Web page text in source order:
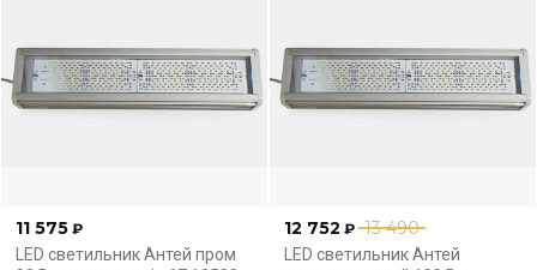
11 575 ₽
LED светильник Антей пром
13 490
12 752 ₽
LED светильник Антей